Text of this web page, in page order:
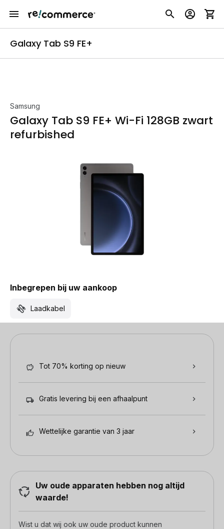
Galaxy Tab S9 FE+
Samsung
Galaxy Tab S9 FE+ Wi-Fi 128GB zwart
refurbished
Inbegrepen bij uw aankoop
Laadkabel
Tot 70% korting op nieuw
Gratis levering bij een afhaalpunt
Wettelijke garantie van 3 jaar
Uw oude apparaten hebben nog altijd
waarde!
Wist u dat wij ook uw oude product kunnen